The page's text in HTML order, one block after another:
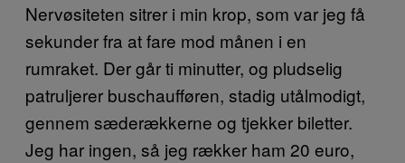
Nervøsiteten sitrer i min krop, som var jeg få
sekunder fra at fare mod månen i en
rumraket. Der går ti minutter, og pludselig
patruljerer buschaufføren, stadig utålmodigt,
gennem sæderækkerne og tjekker biletter.
Jeg har ingen, så jeg rækker ham 20 euro,